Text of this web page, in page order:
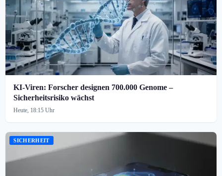
KI-Viren: Forscher designen 700.000 Genome –
Sicherheitsrisiko wächst
Heute, 18:15 Uhr
SICHERHEIT